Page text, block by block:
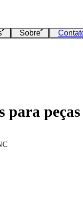
Sobre
para